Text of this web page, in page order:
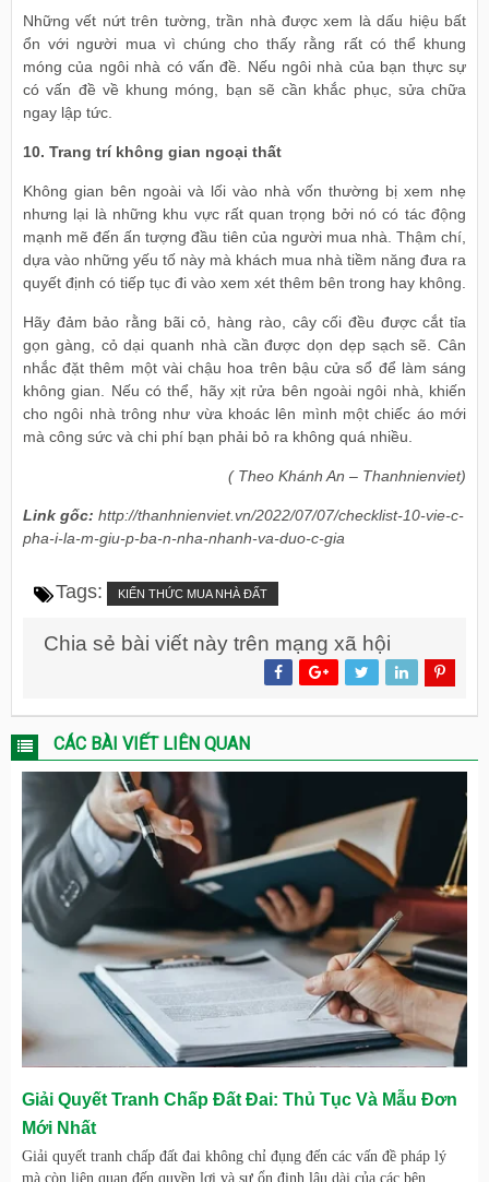
Những vết nứt trên tường, trần nhà được xem là dấu hiệu bất
ổn với người mua vì chúng cho thấy rằng rất có thể khung
móng của ngôi nhà có vấn đề. Nếu ngôi nhà của bạn thực sự
có vấn đề về khung móng, bạn sẽ cần khắc phục, sửa chữa
ngay lập tức.
10. Trang trí không gian ngoại thất
Không gian bên ngoài và lối vào nhà vốn thường bị xem nhẹ
nhưng lại là những khu vực rất quan trọng bởi nó có tác động
mạnh mẽ đến ấn tượng đầu tiên của người mua nhà. Thậm chí,
dựa vào những yếu tố này mà khách mua nhà tiềm năng đưa ra
quyết định có tiếp tục đi vào xem xét thêm bên trong hay không.
Hãy đảm bảo rằng bãi cỏ, hàng rào, cây cối đều được cắt tỉa
gọn gàng, cỏ dại quanh nhà cần được dọn dẹp sạch sẽ. Cân
nhắc đặt thêm một vài chậu hoa trên bậu cửa sổ để làm sáng
không gian. Nếu có thể, hãy xịt rửa bên ngoài ngôi nhà, khiến
cho ngôi nhà trông như vừa khoác lên mình một chiếc áo mới
mà công sức và chi phí bạn phải bỏ ra không quá nhiều.
( Theo Khánh An – Thanhnienviet)
Link gốc: http://thanhnienviet.vn/2022/07/07/checklist-10-vie-c-
pha-i-la-m-giu-p-ba-n-nha-nhanh-va-duo-c-gia
Tags: KIẾN THỨC MUA NHÀ ĐẤT
Chia sẻ bài viết này trên mạng xã hội
CÁC BÀI VIẾT LIÊN QUAN
Giải Quyết Tranh Chấp Đất Đai: Thủ Tục Và Mẫu Đơn
Mới Nhất
Giải quyết tranh chấp đất đai không chỉ đụng đến các vấn đề pháp lý
mà còn liên quan đến quyền lợi và sự ổn định lâu dài của các bên.